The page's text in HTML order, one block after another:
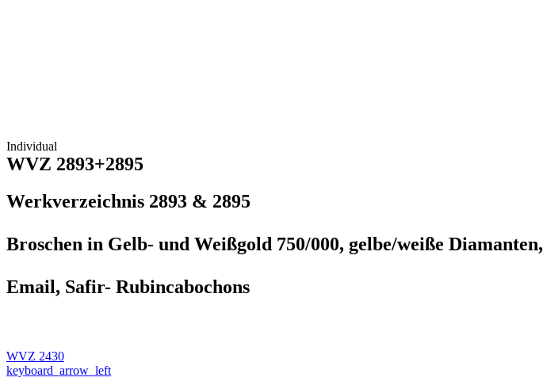
Individual
WVZ 2893+2895
Werkverzeichnis 2893 & 2895
Broschen in Gelb- und Weißgold 750/000, gelbe/weiße Diamanten,
Email, Safir- Rubincabochons
WVZ 2430
keyboard_arrow_left